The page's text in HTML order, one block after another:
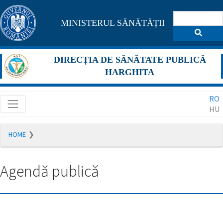
Pagina
maghiară
se
află
în
construcție
Redirecționare
română
în
secunde.
MINISTERUL SĂNĂTĂȚII
DIRECȚIA DE SĂNĂTATE PUBLICĂ
HARGHITA
RO
HU
HOME
Agendă publică